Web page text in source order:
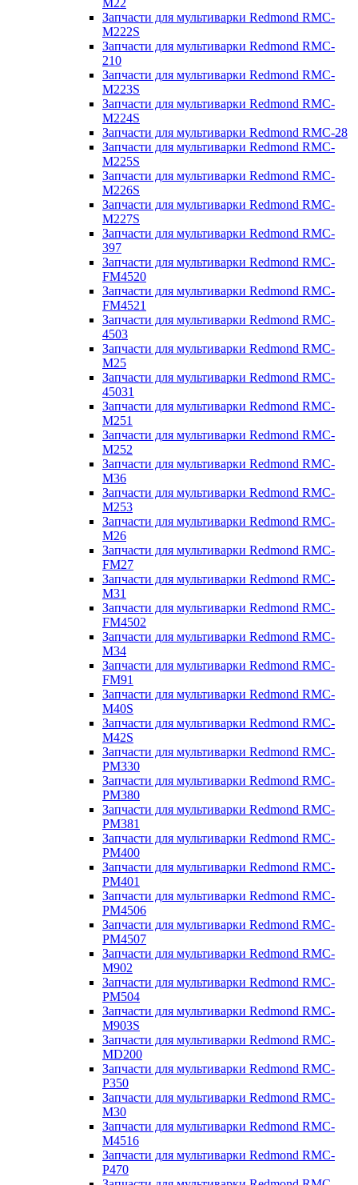
M22
Запчасти для мультиварки Redmond RMC-
M222S
Запчасти для мультиварки Redmond RMC-
210
Запчасти для мультиварки Redmond RMC-
M223S
Запчасти для мультиварки Redmond RMC-
M224S
Запчасти для мультиварки Redmond RMC-28
Запчасти для мультиварки Redmond RMC-
M225S
Запчасти для мультиварки Redmond RMC-
M226S
Запчасти для мультиварки Redmond RMC-
M227S
Запчасти для мультиварки Redmond RMC-
397
Запчасти для мультиварки Redmond RMC-
FM4520
Запчасти для мультиварки Redmond RMC-
FM4521
Запчасти для мультиварки Redmond RMC-
4503
Запчасти для мультиварки Redmond RMC-
M25
Запчасти для мультиварки Redmond RMC-
45031
Запчасти для мультиварки Redmond RMC-
M251
Запчасти для мультиварки Redmond RMC-
M252
Запчасти для мультиварки Redmond RMC-
M36
Запчасти для мультиварки Redmond RMC-
M253
Запчасти для мультиварки Redmond RMC-
M26
Запчасти для мультиварки Redmond RMC-
FM27
Запчасти для мультиварки Redmond RMC-
M31
Запчасти для мультиварки Redmond RMC-
FM4502
Запчасти для мультиварки Redmond RMC-
M34
Запчасти для мультиварки Redmond RMC-
FM91
Запчасти для мультиварки Redmond RMC-
M40S
Запчасти для мультиварки Redmond RMC-
M42S
Запчасти для мультиварки Redmond RMC-
PM330
Запчасти для мультиварки Redmond RMC-
PM380
Запчасти для мультиварки Redmond RMC-
PM381
Запчасти для мультиварки Redmond RMC-
PM400
Запчасти для мультиварки Redmond RMC-
PM401
Запчасти для мультиварки Redmond RMC-
PM4506
Запчасти для мультиварки Redmond RMC-
PM4507
Запчасти для мультиварки Redmond RMC-
M902
Запчасти для мультиварки Redmond RMC-
PM504
Запчасти для мультиварки Redmond RMC-
M903S
Запчасти для мультиварки Redmond RMC-
MD200
Запчасти для мультиварки Redmond RMC-
P350
Запчасти для мультиварки Redmond RMC-
M30
Запчасти для мультиварки Redmond RMC-
M4516
Запчасти для мультиварки Redmond RMC-
P470